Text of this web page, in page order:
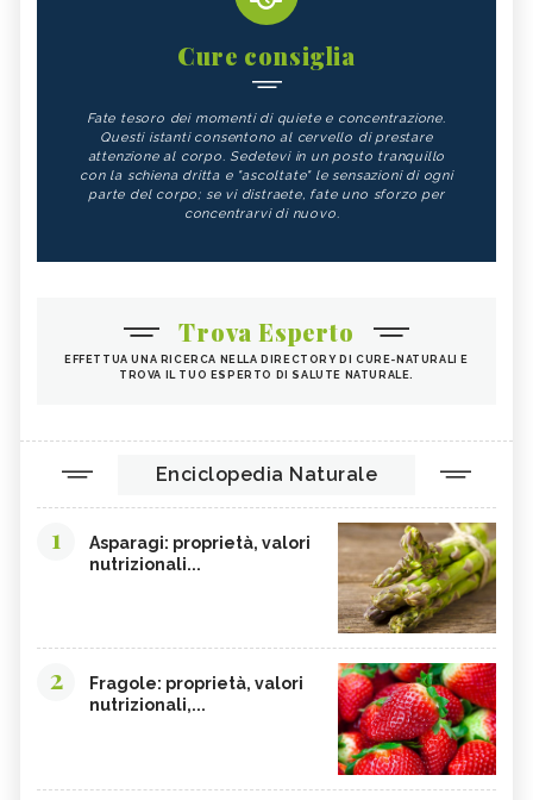
Cure consiglia
Fate tesoro dei momenti di quiete e concentrazione.
Questi istanti consentono al cervello di prestare
attenzione al corpo. Sedetevi in un posto tranquillo
con la schiena dritta e "ascoltate" le sensazioni di ogni
parte del corpo; se vi distraete, fate uno sforzo per
concentrarvi di nuovo.
Trova Esperto
EFFETTUA UNA RICERCA NELLA DIRECTORY DI CURE-NATURALI E
TROVA IL TUO ESPERTO DI SALUTE NATURALE.
Enciclopedia Naturale
1
Asparagi: proprietà, valori
nutrizionali...
2
Fragole: proprietà, valori
nutrizionali,...